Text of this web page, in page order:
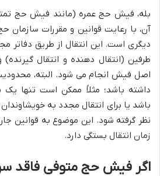
بله، فیش حج عمره (مانند فیش حج
آن، با رعایت قوانین و مقررات سازمان
دیگری است. این انتقال از طریق دفاتر
طرفین (انتقال دهنده و انتقال
اصل فیش انجام می شود. البته،
داشته باشد؛ مثلاً ممکن است تنها یک
باشد یا برای انتقال مجدد به
نظر گرفته شود. این موضوع به قوانین
زمان انتقال بستگی دارد.
اگر فیش حج متوفی فاقد